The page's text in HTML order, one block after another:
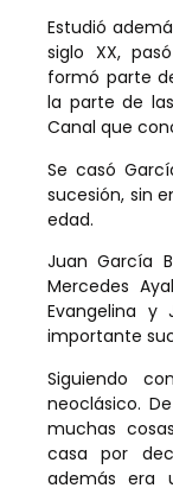
Estudió
siglo XX,
formó parte
la parte de
Canal que
Se casó
sucesión, sin
edad.
Juan García
Mercedes
Evangelina y
importante
Siguiendo
neoclásico.
muchas
casa por
además era